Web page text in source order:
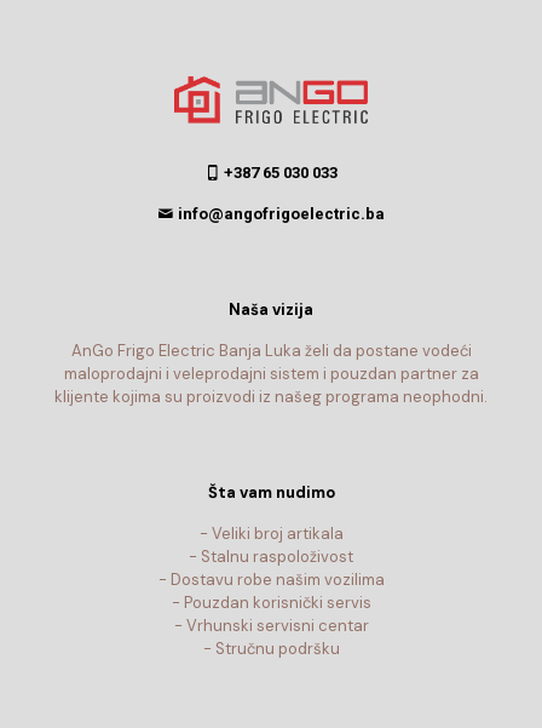
+387 65 030 033
info@angofrigoelectric.ba
Naša vizija
AnGo Frigo Electric Banja Luka želi da postane vodeći
maloprodajni i veleprodajni sistem i pouzdan partner za
klijente kojima su proizvodi iz našeg programa neophodni.
Šta vam nudimo
- Veliki broj artikala
- Stalnu raspoloživost
- Dostavu robe našim vozilima
- Pouzdan korisnički servis
- Vrhunski servisni centar
- Stručnu podršku